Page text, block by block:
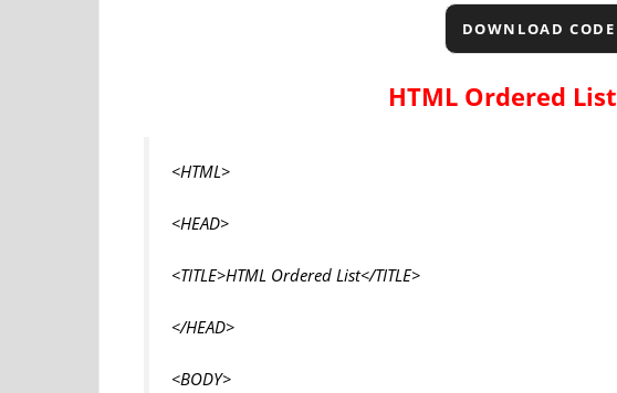
DOWNLOAD CODE
HTML Ordered List
<HTML>
<HEAD>
<TITLE>HTML Ordered List</TITLE>
</HEAD>
<BODY>